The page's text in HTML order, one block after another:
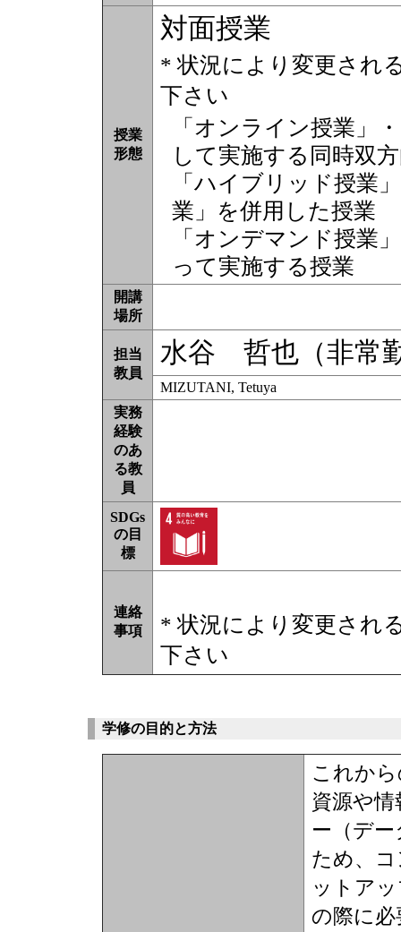
授業
形態
対面授業
* 状況により変更され
下さい
「オンライン授業」
して実施する同時双
「ハイブリッド授業
業」を併用した授業
「オンデマンド授業
って実施する授業
開講
場所
担当
教員
水谷 哲也（非常
MIZUTANI, Tetuya
実務
経験
のあ
る教
員
SDGs
の目
標
連絡
事項
* 状況により変更され
下さい
学修の目的と方法
これか
資源や
ー（デ
ため、
ットア
の際に